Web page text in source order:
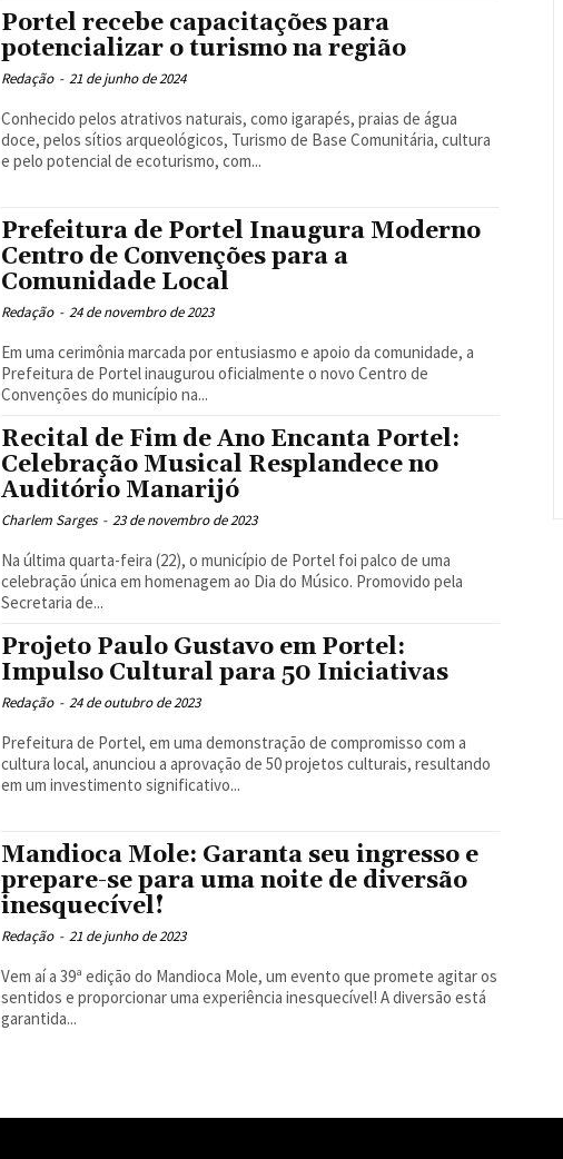
Portel recebe capacitações para
potencializar o turismo na região
Redação - 21 de junho de 2024
Conhecido pelos atrativos naturais, como igarapés, praias de água
doce, pelos sítios arqueológicos, Turismo de Base Comunitária, cultura
e pelo potencial de ecoturismo, com...
Prefeitura de Portel Inaugura Moderno
Centro de Convenções para a
Comunidade Local
Redação - 24 de novembro de 2023
Em uma cerimônia marcada por entusiasmo e apoio da comunidade, a
Prefeitura de Portel inaugurou oficialmente o novo Centro de
Convenções do município na...
Recital de Fim de Ano Encanta Portel:
Celebração Musical Resplandece no
Auditório Manarijó
Charlem Sarges - 23 de novembro de 2023
Na última quarta-feira (22), o município de Portel foi palco de uma
celebração única em homenagem ao Dia do Músico. Promovido pela
Secretaria de...
Projeto Paulo Gustavo em Portel:
Impulso Cultural para 50 Iniciativas
Redação - 24 de outubro de 2023
Prefeitura de Portel, em uma demonstração de compromisso com a
cultura local, anunciou a aprovação de 50 projetos culturais, resultando
em um investimento significativo...
Mandioca Mole: Garanta seu ingresso e
prepare-se para uma noite de diversão
inesquecível!
Redação - 21 de junho de 2023
Vem aí a 39ª edição do Mandioca Mole, um evento que promete agitar os
sentidos e proporcionar uma experiência inesquecível! A diversão está
garantida...